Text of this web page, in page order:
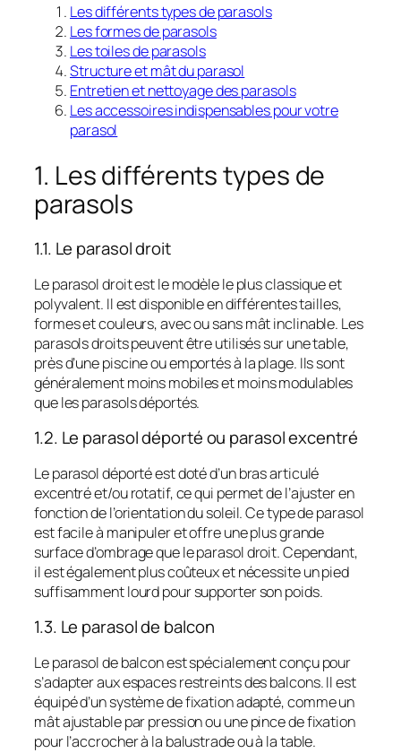
Les différents types de parasols
Les formes de parasols
Les toiles de parasols
Structure et mât du parasol
Entretien et nettoyage des parasols
Les accessoires indispensables pour votre
parasol
1. Les différents types de
parasols
1.1. Le parasol droit
Le parasol droit est le modèle le plus classique et
polyvalent. Il est disponible en différentes tailles,
formes et couleurs, avec ou sans mât inclinable. Les
parasols droits peuvent être utilisés sur une table,
près d’une piscine ou emportés à la plage. Ils sont
généralement moins mobiles et moins modulables
que les parasols déportés.
1.2. Le parasol déporté ou parasol excentré
Le parasol déporté est doté d’un bras articulé
excentré et/ou rotatif, ce qui permet de l’ajuster en
fonction de l’orientation du soleil. Ce type de parasol
est facile à manipuler et offre une plus grande
surface d’ombrage que le parasol droit. Cependant,
il est également plus coûteux et nécessite un pied
suffisamment lourd pour supporter son poids.
1.3. Le parasol de balcon
Le parasol de balcon est spécialement conçu pour
s’adapter aux espaces restreints des balcons. Il est
équipé d’un système de fixation adapté, comme un
mât ajustable par pression ou une pince de fixation
pour l’accrocher à la balustrade ou à la table.